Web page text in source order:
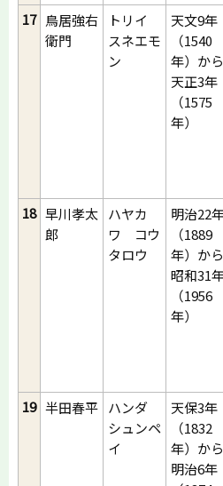
17 鳥居強右
衛門
トリイ
スネエモ
ン
天文9年
（1540
年）から
天正3年
（1575
年）
18 早川孝太
郎
ハヤカ
ワ コウ
タロウ
明治22
（1889
年）から
昭和31
（1956
年）
19 半田春平 ハンダ
シュンペ
イ
天保3年
（1832
年）から
明治6年